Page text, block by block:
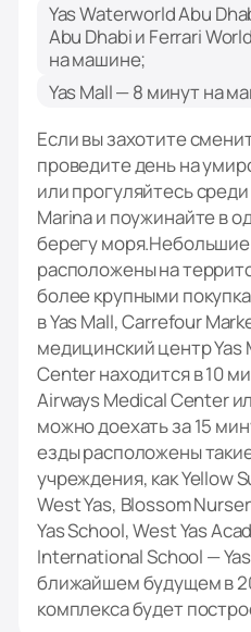
Yas Waterworld Abu
Abu Dhabi и Ferrari
на машине;
Yas Mall — 8 минут на
Если вы захотите
проведите день на
или прогуляйтесь
Marina и поужинайте в
берегу
расположены на
более крупными
в Yas Mall, Carrefour
медицинский центр Yas
Center находится в 10
Airways Medical Center
можно доехать за 15
езды расположены
учреждения, как Yellow
West Yas, Blossom
Yas School, West Yas
International School —
ближайшем будущем в
комплекса будет